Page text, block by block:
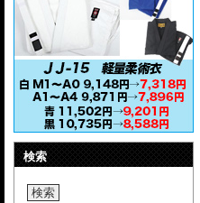
検索
検索